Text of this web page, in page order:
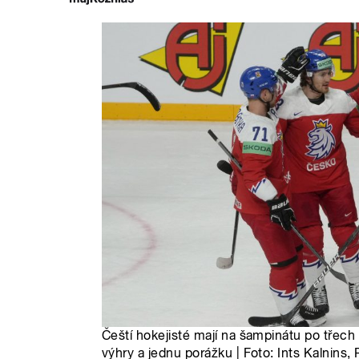
Čeští hokejisté mají na šampinátu po
výhry a jednu porážku | Foto: Ints Kalnins,